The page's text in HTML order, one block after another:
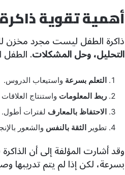
أهمية تقوية
ذاكرة الطفل ليست مجرد مخزن
التحليل، وحل المشكلات. الطفل
التعلم بسرعة واستيعاب الدروس.
ربط المعلومات واستنتاج العلاقات
الاحتفاظ بالمعارف لفترات أطول.
تطوير
الثقة بالنفس والشعور
وقد أشارت المؤلفة إلى أن
بسرعة، لكن إذا لم يتم تدريبها